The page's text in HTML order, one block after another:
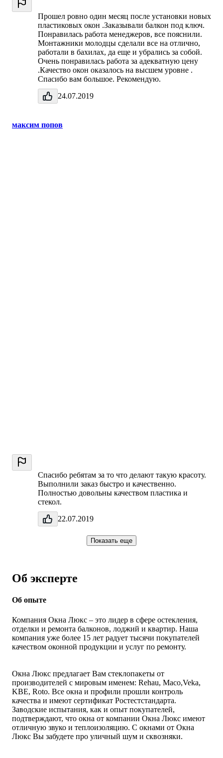
Прошел ровно один месяц после установки новых
пластиковых окон .Заказывали балкон под ключ.
Понравилась работа менеджеров, все пояснили.
Монтажники молодцы сделали все на отлично,
работали в бахилах, да еще и убрались за собой.
Очень понравилась работа за адекватную цену
.Качество окон оказалось на высшем уровне .
Спасибо вам большое. Рекомендую.
24.07.2019
максим попов
Спасибо ребятам за то что делают такую красоту.
Выполнили заказ быстро и качественно.
Полностью довольны качеством пластика и
стекол.
22.07.2019
Показать еще
Об эксперте
Об опыте
Компания Окна Люкс – это лидер в сфере остекления,
отделки и ремонта балконов, лоджий и квартир. Наша
компания уже более 15 лет радует тысячи покупателей
качеством оконной продукции и услуг по ремонту.
Окна Люкс предлагает Вам стеклопакеты от
производителей с мировым именем: Rehau, Maco,Veka,
KBE, Roto. Все окна и профили прошли контроль
качества и имеют сертификат Ростестстандарта.
Заводские испытания, как и опыт покупателей,
подтверждают, что окна от компании Окна Люкс имеют
отличную звуко и теплоизоляцию. С окнами от Окна
Люкс Вы забудете про уличный шум и сквозняки.